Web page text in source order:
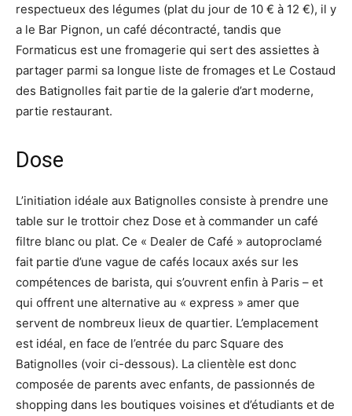
respectueux des légumes (plat du jour de 10 € à 12 €), il y
a le Bar Pignon, un café décontracté, tandis que
Formaticus est une fromagerie qui sert des assiettes à
partager parmi sa longue liste de fromages et Le Costaud
des Batignolles fait partie de la galerie d’art moderne,
partie restaurant.
Dose
L’initiation idéale aux Batignolles consiste à prendre une
table sur le trottoir chez Dose et à commander un café
filtre blanc ou plat. Ce « Dealer de Café » autoproclamé
fait partie d’une vague de cafés locaux axés sur les
compétences de barista, qui s’ouvrent enfin à Paris – et
qui offrent une alternative au « express » amer que
servent de nombreux lieux de quartier. L’emplacement
est idéal, en face de l’entrée du parc Square des
Batignolles (voir ci-dessous). La clientèle est donc
composée de parents avec enfants, de passionnés de
shopping dans les boutiques voisines et d’étudiants et de